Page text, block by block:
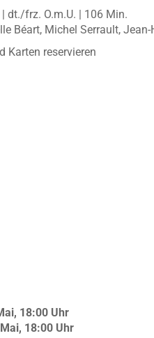
dt./frz. O.m.U. | 106 Min.
Béart, Michel Serrault,
Karten reservieren
18:00 Uhr
18:00 Uhr